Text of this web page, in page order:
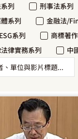
列 刑事法系列
系列
金融法/
系列
商標著
律實務系列
中